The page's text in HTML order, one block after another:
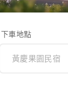
下車地點